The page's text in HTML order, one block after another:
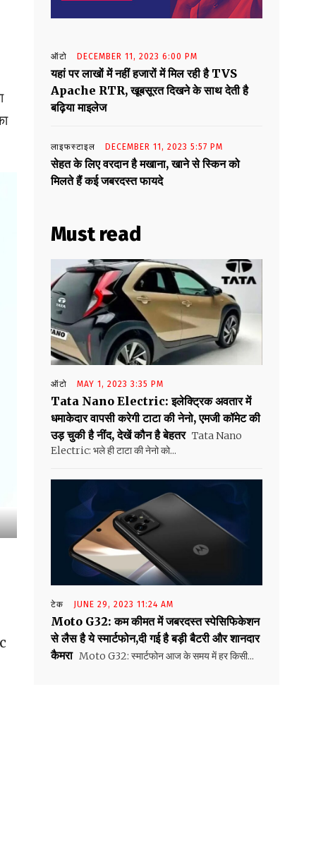
ऑटो DECEMBER 11, 2023 6:00 PM
यहां पर लाखों में नहीं हजारों में मिल रही है TVS
Apache RTR, खूबसूरत दिखने के साथ देती है
बढ़िया माइलेज
लाइफस्टाइल DECEMBER 11, 2023 5:57 PM
सेहत के लिए वरदान है मखाना, खाने से स्किन को
मिलते हैं कई जबरदस्त फायदे
Must read
ऑटो MAY 1, 2023 3:35 PM
Tata Nano Electric: इलेक्ट्रिक अवतार में
धमाकेदार वापसी करेगी टाटा की नेनो, एमजी कॉमेट की
उड़ चुकी है नींद, देखें कौन है बेहतर Tata Nano
Electric: भले ही टाटा की नेनो को...
टेक JUNE 29, 2023 11:24 AM
Moto G32: कम कीमत में जबरदस्त स्पेसिफिकेशन
से लैस है ये स्मार्टफोन,दी गई है बड़ी बैटरी और शानदार
कैमरा Moto G32: स्मार्टफोन आज के समय में हर किसी...